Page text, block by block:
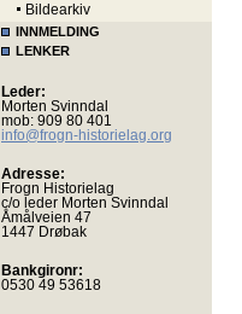
Bildearkiv
INNMELDING
LENKER
Leder:
Morten Svinndal
mob: 909 80 401
info@frogn-historielag.org
Adresse:
Frogn Historielag
c/o leder Morten Svinndal
Åmålveien 47
1447 Drøbak
Bankgironr:
0530 49 53618